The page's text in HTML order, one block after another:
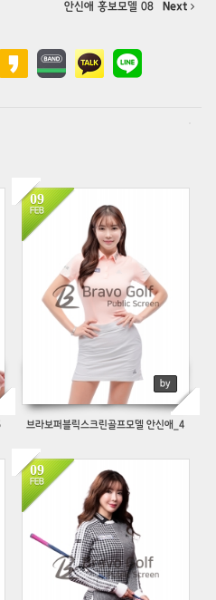
안신애 홍보모델 08 Next
09
FEB
by
780
브라보퍼블릭스크린골프모델 안신애_4
09
FEB
521